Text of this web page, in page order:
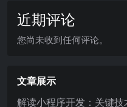
近期评论
您尚未收到任何评论。
文章展示
解读小程序开发：关键